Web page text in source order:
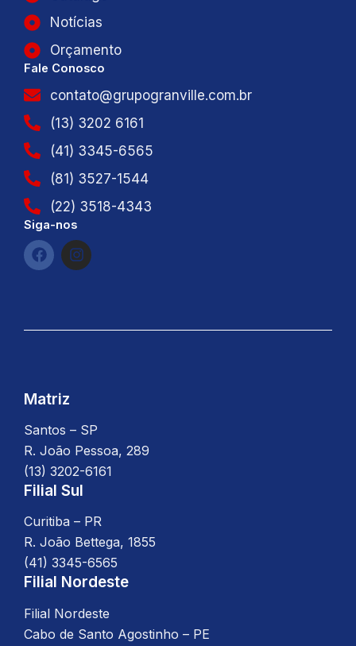
Notícias
Orçamento
Fale Conosco
contato@grupogranville.com.br
(13) 3202 6161
(41) 3345-6565
(81) 3527-1544
(22) 3518-4343
Siga-nos
F
a
I
n
Matriz
Santos – SP
R. João Pessoa, 289
(13) 3202-6161
Filial Sul
Curitiba – PR
R. João Bettega, 1855
(41) 3345-6565
Filial Nordeste
Filial Nordeste
Cabo de Santo Agostinho – PE